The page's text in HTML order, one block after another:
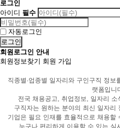
로그인
아이디 필수
자동로그인
회원로그인 안내
회원정보찾기 회원 가입
직종별·업종별 일자리와 구인구직 정
랫폼입니
전국 채용공고, 취업정보, 일자리
구직자는 원하는 분야의 최신 일자리
기업은 필요 인재를 효율적으로 채용할
누구나 편리하게 이용할 수 있는 실